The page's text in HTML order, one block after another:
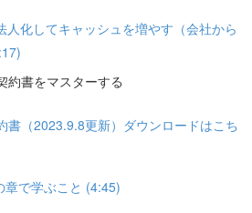
人化してキャッシュを増やす（会社から
書をマスターする
書（2023.9.8更新）ダウンロードはこち
で学ぶこと (4:45)